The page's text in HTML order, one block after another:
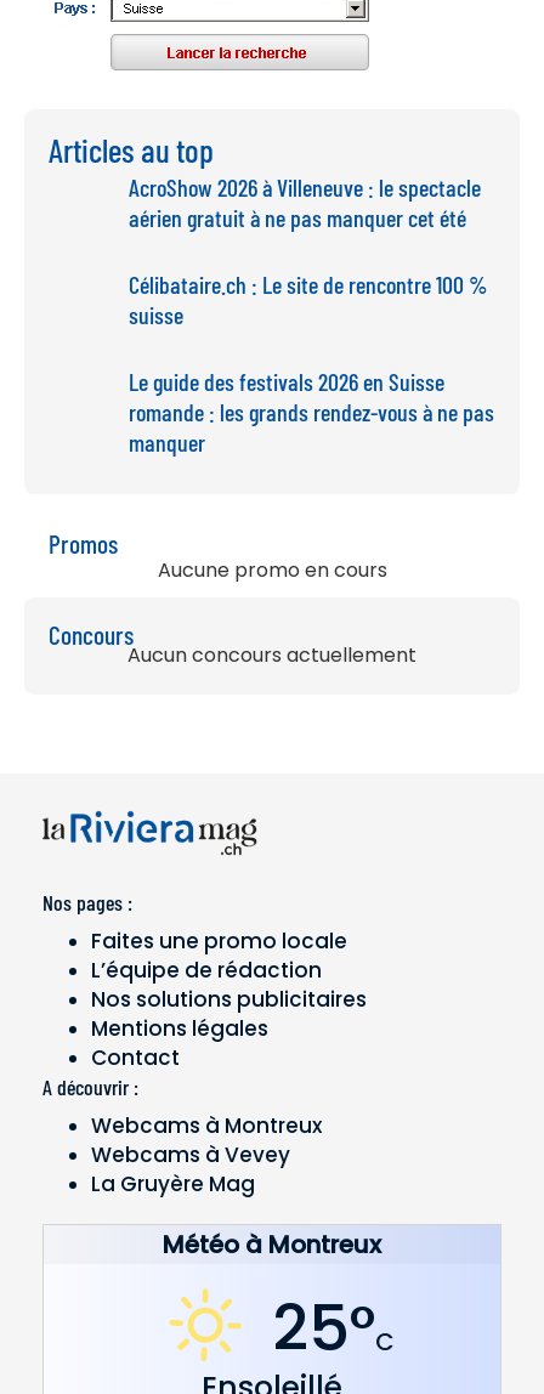
Articles au top
AcroShow 2026 à Villeneuve : le spectacle
aérien gratuit à ne pas manquer cet été
Célibataire.ch : Le site de rencontre 100 %
suisse
Le guide des festivals 2026 en Suisse
romande : les grands rendez-vous à ne pas
manquer
Promos
Aucune promo en cours
Concours
Aucun concours actuellement
Nos pages :
Faites une promo locale
L’équipe de rédaction
Nos solutions publicitaires
Mentions légales
Contact
A découvrir :
Webcams à Montreux
Webcams à Vevey
La Gruyère Mag
Météo à Montreux
25°C